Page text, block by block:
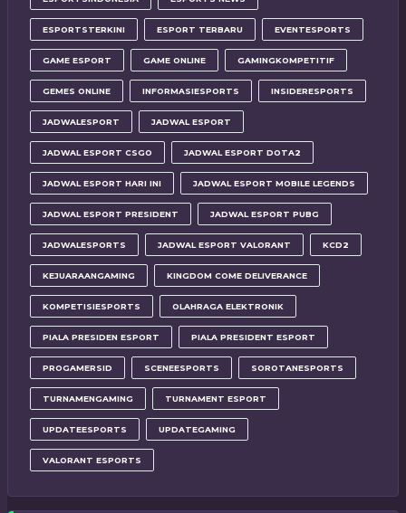
ESPORTSTERKINI ESPORT TERBARU EVENTESPORTS
GAME ESPORT GAME ONLINE GAMINGKOMPETITIF
GEMES ONLINE INFORMASIESPORTS INSIDERESPORTS
JADWALESPORT JADWAL ESPORT
JADWAL ESPORT CSGO JADWAL ESPORT DOTA2
JADWAL ESPORT HARI INI JADWAL ESPORT MOBILE LEGENDS
JADWAL ESPORT PRESIDENT JADWAL ESPORT PUBG
JADWALESPORTS JADWAL ESPORT VALORANT KCD2
KEJUARAANGAMING KINGDOM COME DELIVERANCE
KOMPETISIESPORTS OLAHRAGA ELEKTRONIK
PIALA PRESIDEN ESPORT PIALA PRESIDENT ESPORT
PROGAMERSID SCENEESPORTS SOROTANESPORTS
TURNAMENGAMING TURNAMENT ESPORT
UPDATEESPORTS UPDATEGAMING
VALORANT ESPORTS